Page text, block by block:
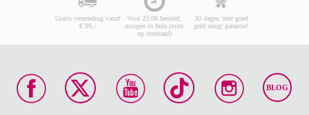
Gratis verzending vanaf
€ 99,-
Voor 23:00 besteld,
morgen in huis (mits
op voorraad)
30 dagen 'niet goed
geld terug' garantie!
BLOG